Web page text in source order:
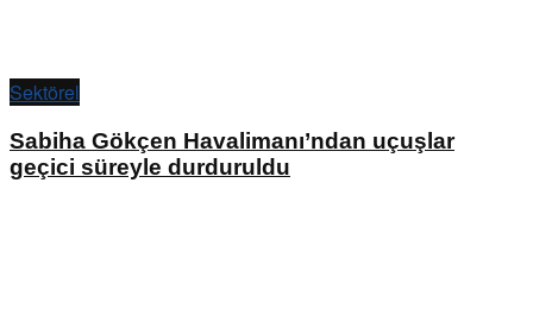
Sektörel
Sabiha Gökçen Havalimanı’ndan uçuşlar
geçici süreyle durduruldu